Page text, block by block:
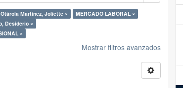
Otárola Martínez, Joliette ×
MERCADO LABORAL ×
Desiderio ×
×
Mostrar filtros avanzados